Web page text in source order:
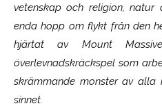
vetenskap och religion,
enda hopp om flykt från den
hjärtat av Mount
överlevnadskräckspel som
skrämmande monster av
sinnet.